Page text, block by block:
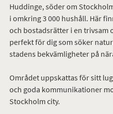
Huddinge, söder om
i omkring 3 000 hushåll. Här
och bostadsrätter i en trivsam
perfekt för dig som söker
stadens bekvämligheter på
Området uppskattas för sitt
och goda kommunikationer
Stockholm city.